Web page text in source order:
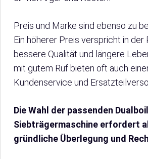
Preis und Marke sind ebenso zu
Ein höherer Preis verspricht in der
bessere Qualität und längere
mit gutem Ruf bieten oft auch
Kundenservice und
Die Wahl der passenden
Siebträgermaschine erfordert
gründliche Überlegung und